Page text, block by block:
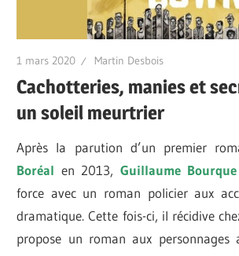
1 mars 2020 Martin Desbois
Cachotteries, manies et
un soleil meurtrier
Après la parution d’un premier
Boréal en 2013, Guillaume Bourque
force avec un roman policier aux
dramatique. Cette fois-ci, il récidive
propose un roman aux personnages